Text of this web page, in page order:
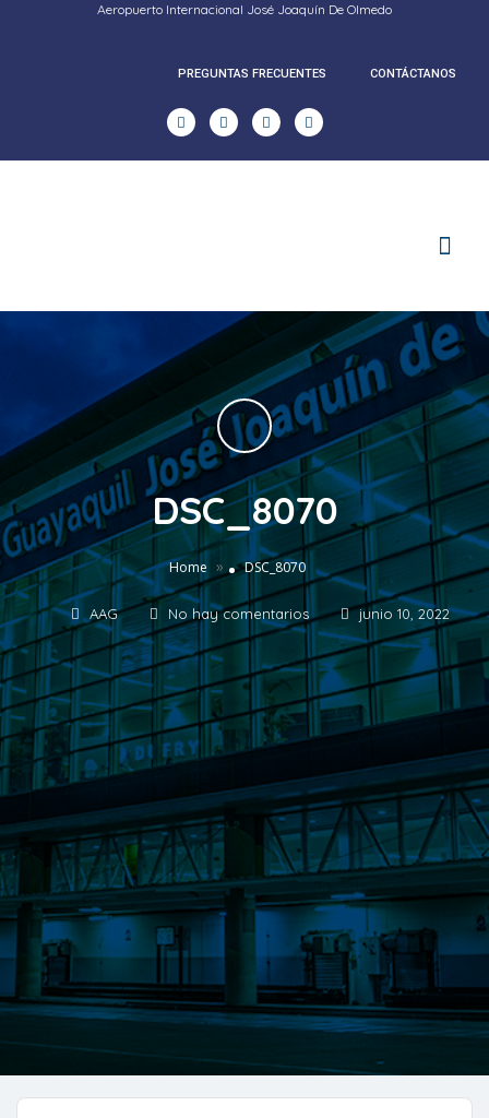
Aeropuerto Internacional José Joaquín De Olmedo
PREGUNTAS FRECUENTES CONTÁCTANOS
DSC_8070
Home » DSC_8070
AAG No hay comentarios junio 10, 2022